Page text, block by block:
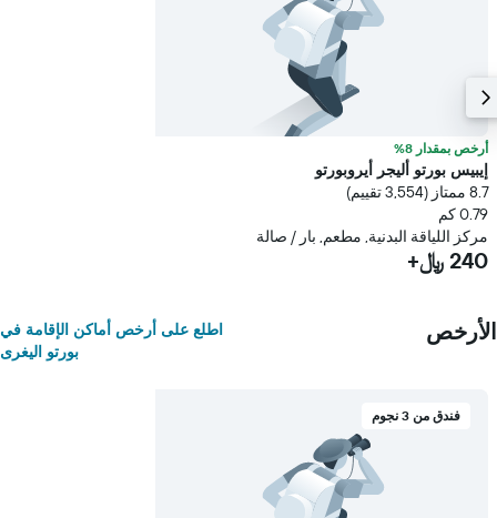
أرخص بمقدار 8%
إيبيس بورتو أليجر أيروبورتو
8.7 ممتاز (3,554 تقييم)
0.79 كم
مركز اللياقة البدنية, مطعم, بار / صالة
240 ﷼+
الأرخص
اطلع على أرخص أماكن الإقامة في
بورتو اليغرى
فندق من 3 نجوم